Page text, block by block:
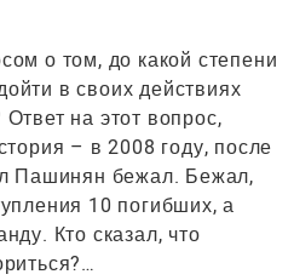
о том, до какой степени
в своих действиях
на этот вопрос,
– в 2008 году, после
Пашинян бежал. Бежал,
10 погибших, а
Кто сказал, что